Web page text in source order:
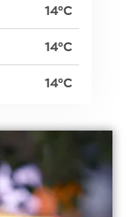
14°C
14°C
14°C